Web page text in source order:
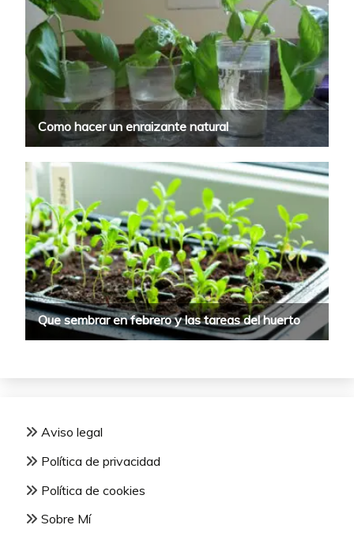
Aviso legal
Política de privacidad
Política de cookies
Sobre Mí